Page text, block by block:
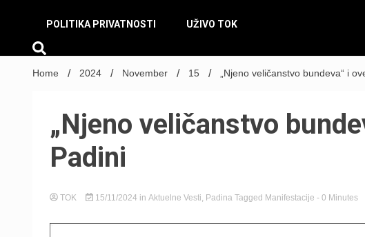
POLITIKA PRIVATNOSTI UŽIVO TOK
Home 2024 November 15 „Njeno veličanstvo bundeva“ i
„Njeno veličanstvo
Padini
TOK 15/11/2024 in Aktuelne Vesti Padina Tagged Manifestacije - 0 Minutes